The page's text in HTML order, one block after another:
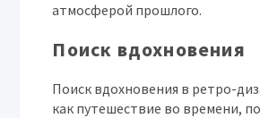
атмосферой прошлого.
Поиск вдохновения
Поиск вдохновения в ретро-
как путешествие во времени,